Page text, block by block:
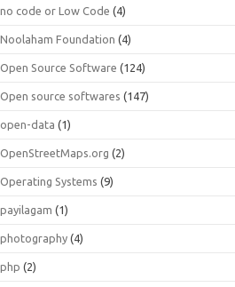
no code or Low Code (4)
Noolaham Foundation (4)
Open Source Software (124)
Open source softwares (147)
open-data (1)
OpenStreetMaps.org (2)
Operating Systems (9)
payilagam (1)
photography (4)
php (2)